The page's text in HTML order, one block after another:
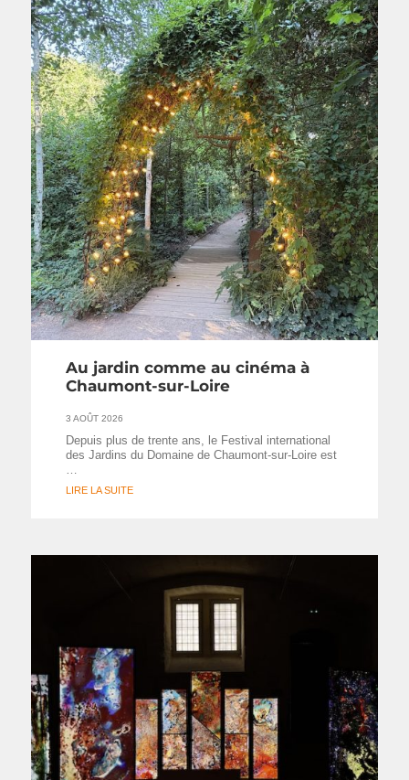
Au jardin comme au cinéma à
Chaumont-sur-Loire
3 AOÛT 2026
Depuis plus de trente ans, le Festival international
des Jardins du Domaine de Chaumont-sur-Loire est
LIRE LA SUITE